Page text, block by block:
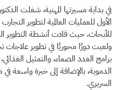
في بداية مسيرتها المهنية، شغلت
الأول للعمليات العالمية لتطوير
ولعبت دورًا محوريًا في تطوير علاجات
برامج الغدد الصماء، والتمثيل
الدموية، بالإضافة إلى خبرة واسعة في
السريري.